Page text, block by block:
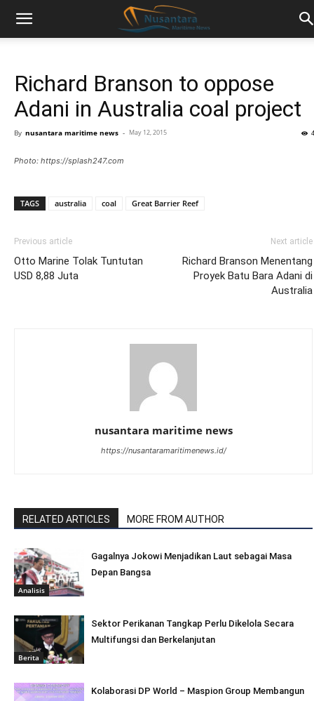
Richard Branson to oppose
Adani in Australia coal project
By nusantara maritime news - May 12, 2015
Photo: https://splash247.com
TAGS australia coal Great Barrier Reef
Previous article
Otto Marine Tolak Tuntutan
USD 8,88 Juta
Next article
Richard Branson Menentang
Proyek Batu Bara Adani di
Australia
nusantara maritime news
https://nusantaramaritimenews.id/
RELATED ARTICLES MORE FROM AUTHOR
Analisis
Gagalnya Jokowi Menjadikan Laut sebagai Masa
Depan Bangsa
Berita
Sektor Perikanan Tangkap Perlu Dikelola Secara
Multifungsi dan Berkelanjutan
Kolaborasi DP World – Maspion Group Membangun